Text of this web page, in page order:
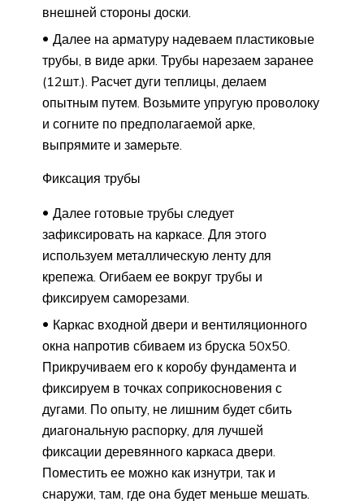
внешней стороны доски.
Далее на арматуру надеваем пластиковые
трубы, в виде арки. Трубы нарезаем заранее
(12шт.). Расчет дуги теплицы, делаем
опытным путем. Возьмите упругую проволоку
и согните по предполагаемой арке,
выпрямите и замерьте.
Фиксация трубы
Далее готовые трубы следует
зафиксировать на каркасе. Для этого
используем металлическую ленту для
крепежа. Огибаем ее вокруг трубы и
фиксируем саморезами.
Каркас входной двери и вентиляционного
окна напротив сбиваем из бруска 50х50.
Прикручиваем его к коробу фундамента и
фиксируем в точках соприкосновения с
дугами. По опыту, не лишним будет сбить
диагональную распорку, для лучшей
фиксации деревянного каркаса двери.
Поместить ее можно как изнутри, так и
снаружи, там, где она будет меньше мешать.